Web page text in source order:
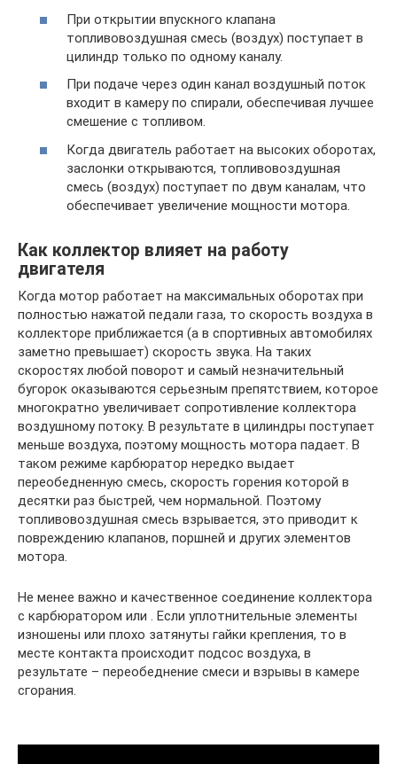
При открытии впускного клапана
топливовоздушная смесь (воздух) поступает в
цилиндр только по одному каналу.
При подаче через один канал воздушный поток
входит в камеру по спирали, обеспечивая лучшее
смешение с топливом.
Когда двигатель работает на высоких оборотах,
заслонки открываются, топливовоздушная
смесь (воздух) поступает по двум каналам, что
обеспечивает увеличение мощности мотора.
Как коллектор влияет на работу
двигателя
Когда мотор работает на максимальных оборотах при
полностью нажатой педали газа, то скорость воздуха в
коллекторе приближается (а в спортивных автомобилях
заметно превышает) скорость звука. На таких
скоростях любой поворот и самый незначительный
бугорок оказываются серьезным препятствием, которое
многократно увеличивает сопротивление коллектора
воздушному потоку. В результате в цилиндры поступает
меньше воздуха, поэтому мощность мотора падает. В
таком режиме карбюратор нередко выдает
переобедненную смесь, скорость горения которой в
десятки раз быстрей, чем нормальной. Поэтому
топливовоздушная смесь взрывается, это приводит к
повреждению клапанов, поршней и других элементов
мотора.
Не менее важно и качественное соединение коллектора
с карбюратором или . Если уплотнительные элементы
изношены или плохо затянуты гайки крепления, то в
месте контакта происходит подсос воздуха, в
результате – переобеднение смеси и взрывы в камере
сгорания.